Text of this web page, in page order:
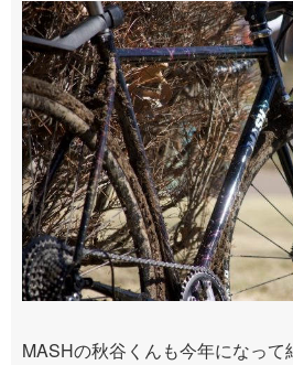
MASHの秋谷くんも今年になって